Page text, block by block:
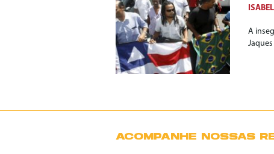
A
ACOMPANHE NOSSAS